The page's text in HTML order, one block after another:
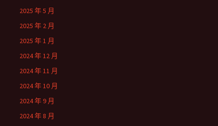
2025 年 5 月
2025 年 2 月
2025 年 1 月
2024 年 12 月
2024 年 11 月
2024 年 10 月
2024 年 9 月
2024 年 8 月